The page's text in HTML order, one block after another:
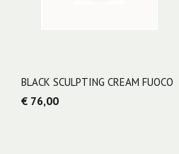
BLACK SCULPTING CREAM FUOCO
€ 76,00